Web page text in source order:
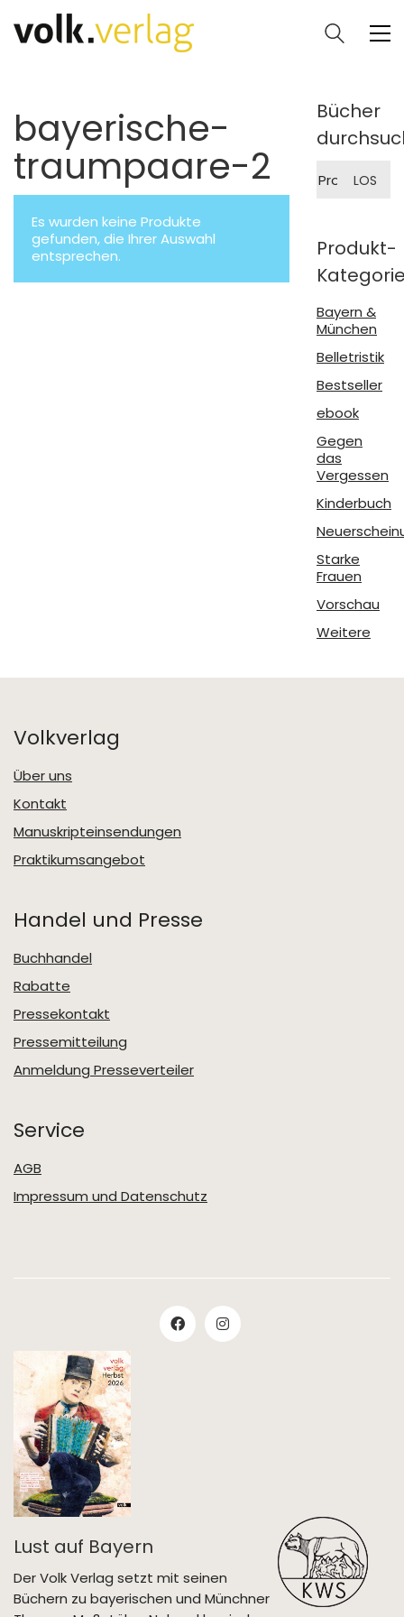
bayerische-
traumpaare-2
Es wurden keine Produkte
gefunden, die Ihrer Auswahl
entsprechen.
Bücher
nach:
LOS
Produkt-
Bayern &
München
Belletristik
Bestseller
ebook
Gegen
das
Vergessen
Kinderbuch
Starke
Frauen
Vorschau
Weitere
Volkverlag
Über uns
Kontakt
Manuskripteinsendungen
Praktikumsangebot
Handel und Presse
Buchhandel
Rabatte
Pressekontakt
Pressemitteilung
Anmeldung Presseverteiler
Service
AGB
Impressum und Datenschutz
Lust auf Bayern
Der Volk Verlag setzt mit seinen
Büchern zu bayerischen und Münchner